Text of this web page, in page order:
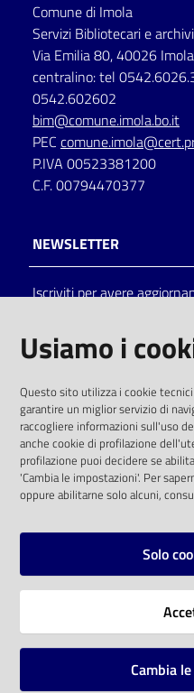
Seguici
su
on line
Eventi
Chiedi al
bibliotecario
Avvisi
Comune di Imola
Servizi Bibliotecari e
Via Emilia 80, 40026
centralino: tel
0542.602602
bim@comune.imola.bo.it
PEC
P.IVA 00523381200
C.F. 00794470377
NEWSLETTER
Iscriviti per avere
solo alle condizioni
comunitaria 2003/98/CE
SOCIAL
Instagram
Vai alla pagina
Usiamo i
Questo sito utilizza i cookie
garantire un miglior servizio di
raccogliere informazioni sull'uso
anche cookie di profilazione
profilazione puoi decidere se
'Cambia le impostazioni'. Per
oppure abilitarne solo alcuni,
Solo
Cambia